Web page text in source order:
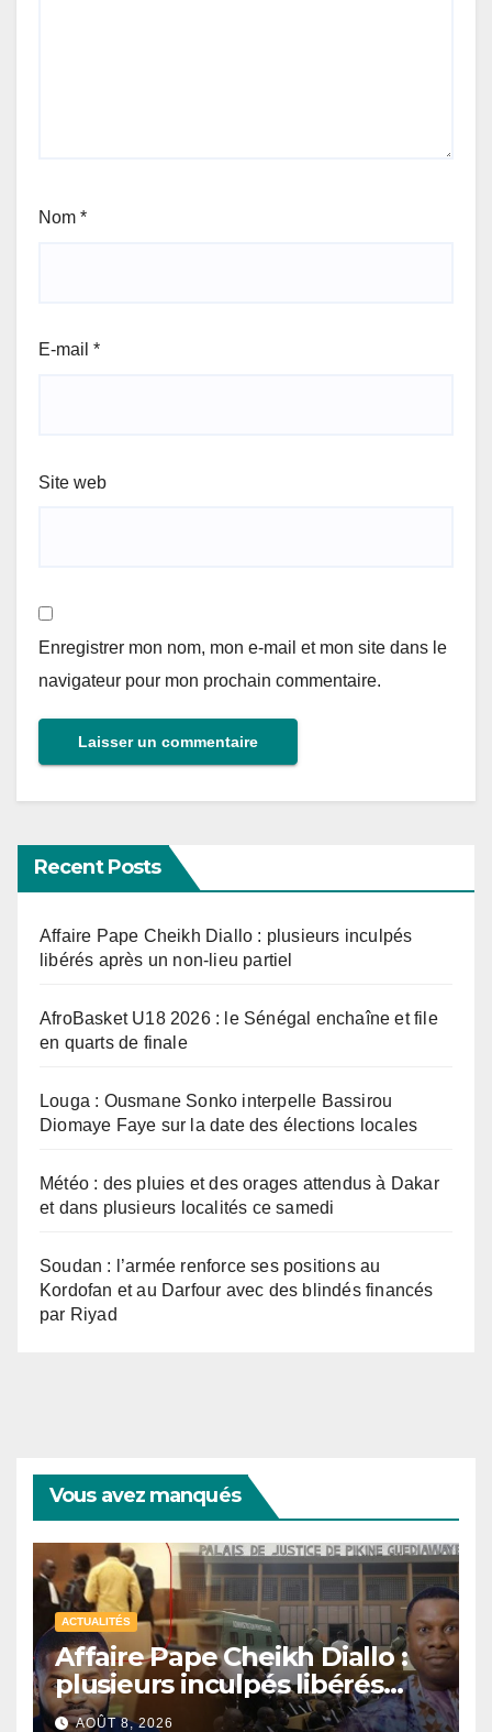
Nom *
E-mail *
Site web
Enregistrer mon nom, mon e-mail et mon site dans le
navigateur pour mon prochain commentaire.
Recent Posts
Affaire Pape Cheikh Diallo : plusieurs inculpés
libérés après un non-lieu partiel
AfroBasket U18 2026 : le Sénégal enchaîne et file
en quarts de finale
Louga : Ousmane Sonko interpelle Bassirou
Diomaye Faye sur la date des élections locales
Météo : des pluies et des orages attendus à Dakar
et dans plusieurs localités ce samedi
Soudan : l’armée renforce ses positions au
Kordofan et au Darfour avec des blindés financés
par Riyad
Vous avez manqués
ACTUALITÉS
Affaire Pape Cheikh Diallo :
plusieurs inculpés libérés
après un non-lieu partiel
AOÛT 8, 2026